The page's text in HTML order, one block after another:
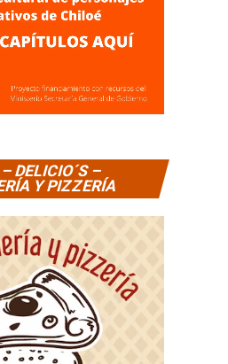
DELICIO´S –
Y PIZZERÍA